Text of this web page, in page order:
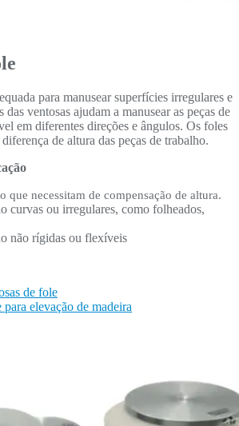
para manusear superfícies irregulares e
das ventosas ajudam a manusear as peças de
em diferentes direções e ângulos. Os foles
de altura das peças de trabalho.
que necessitam de compensação de altura.
curvas ou irregulares, como folheados,
não rígidas ou flexíveis
de fole
para elevação de madeira